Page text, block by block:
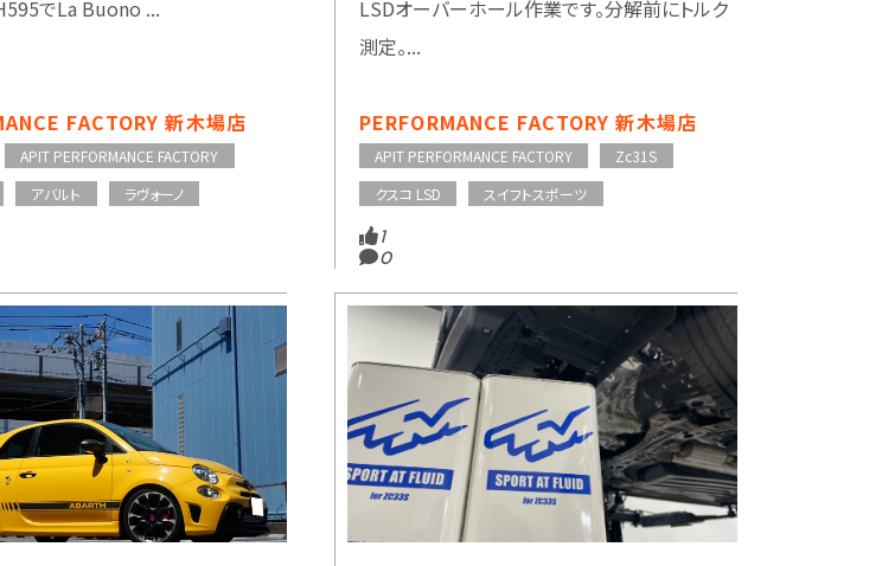
でLa Buono ...
FACTORY 新木場店
APIT PERFORMANCE FACTORY
アバルト ラヴォーノ
LSDオーバーホール作業です。分解前にトルク
測定。...
PERFORMANCE FACTORY 新木場店
APIT PERFORMANCE FACTORY
Zc31S
クスコ LSD
スイフトスポーツ
1
0